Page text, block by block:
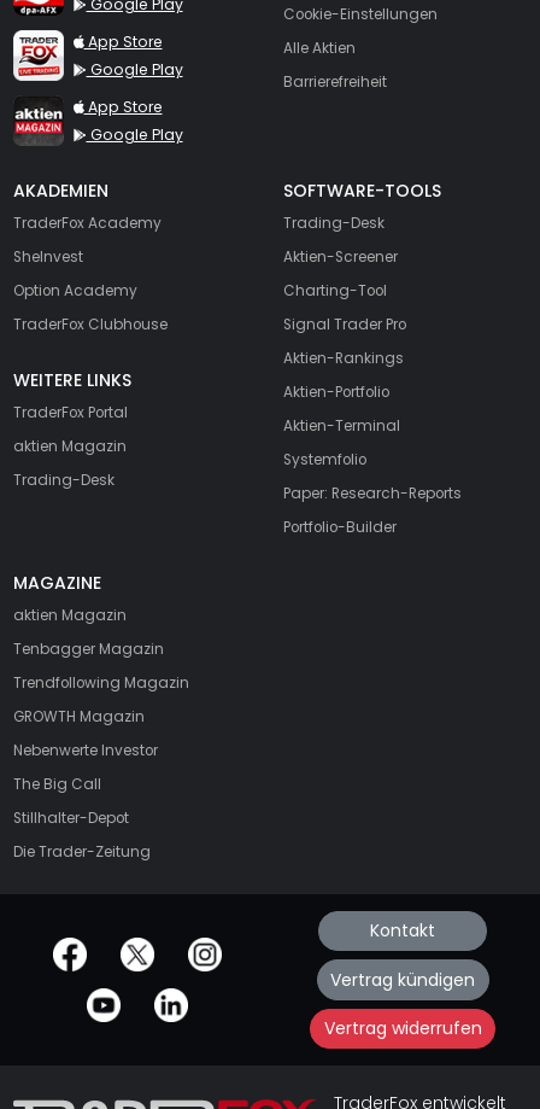
Google Play
TraderFox Live Trading
App Store
Google Play
TraderFox aktien Magazin
App Store
Google Play
Cookie-Einstellungen
Alle Aktien
Barrierefreiheit
AKADEMIEN
TraderFox Academy
SheInvest
Option Academy
TraderFox Clubhouse
WEITERE LINKS
TraderFox Portal
aktien Magazin
Trading-Desk
SOFTWARE-TOOLS
Trading-Desk
Aktien-Screener
Charting-Tool
Signal Trader Pro
Aktien-Rankings
Aktien-Portfolio
Aktien-Terminal
Systemfolio
Paper: Research-Reports
Portfolio-Builder
MAGAZINE
aktien Magazin
Tenbagger Magazin
Trendfollowing Magazin
GROWTH Magazin
Nebenwerte Investor
The Big Call
Stillhalter-Depot
Die Trader-Zeitung
offizielle Social Media-Accounts Kontakt
Vertrag kündigen
Vertrag widerrufen
TraderFox entwickelt